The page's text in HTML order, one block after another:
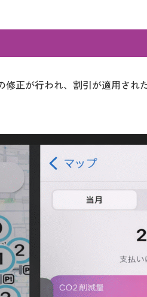
正が行われ、割引が適用さ